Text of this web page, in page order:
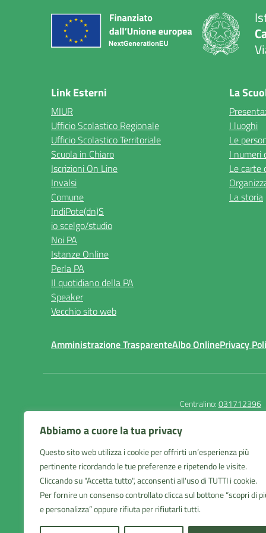
Abbiamo a cuore la tua privacy
Questo sito web utilizza i cookie per offrirti un’esperienza più
pertinente ricordando le tue preferenze e ripetendo le visite.
Cliccando su "Accetta tutto", acconsenti all'uso di TUTTI i cookie.
Per fornire un consenso controllato clicca sul bottone “scopri di
e personalizza” oppure rifiuta per rifiutarli tutti.
Link Esterni
MIUR
Ufficio Scolastico Regionale
Ufficio Scolastico Territoriale
Scuola in Chiaro
Iscrizioni On Line
Invalsi
Comune
IndiPote(dn)S
io scelgo/studio
Noi PA
Istanze Online
Perla PA
Il quotidiano della PA
Speaker
Vecchio sito web
La
I luoghi
Le
I numeri
Le carte
La storia
Amministrazione TrasparenteAlbo OnlinePrivacy
Centralino:031712396
Istituto Comprensivo
Cantù 1
Via Manzoni 19 - Cantù (CO)